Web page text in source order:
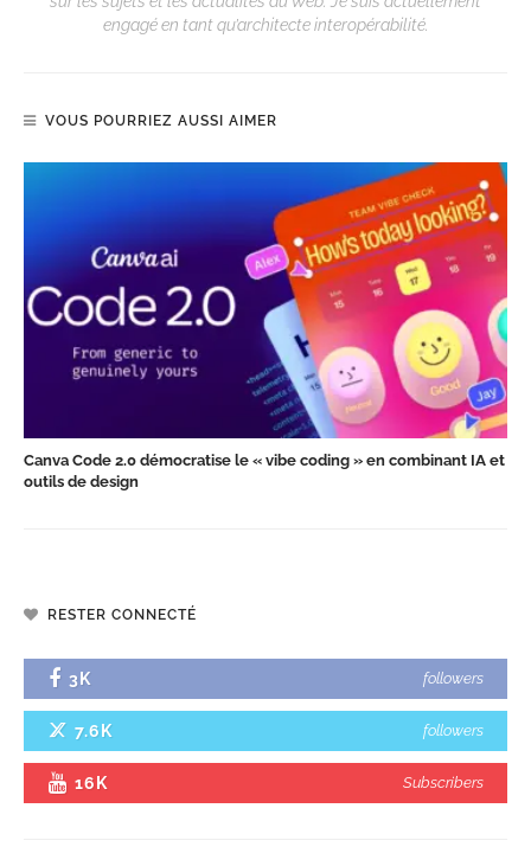
engagé en tant qu’architecte interopérabilité.
VOUS POURRIEZ AUSSI AIMER
Canva Code 2.0 démocratise le « vibe coding » en combinant IA et
outils de design
RESTER CONNECTÉ
3K followers
7.6K followers
16K Subscribers